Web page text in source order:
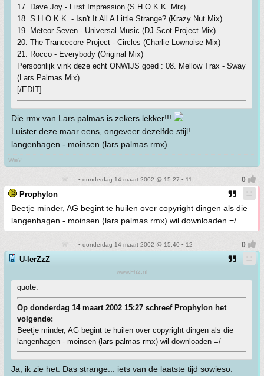
17. Dave Joy - First Impression (S.H.O.K.K. Mix)
18. S.H.O.K.K. - Isn't It All A Little Strange? (Krazy Nut Mix)
19. Meteor Seven - Universal Music (DJ Scot Project Mix)
20. The Trancecore Project - Circles (Charlie Lownoise Mix)
21. Rocco - Everybody (Original Mix)
Persoonlijk vink deze echt ONWIJS goed : 08. Mellow Trax - Sway
(Lars Palmas Mix).
[/EDIT]
Die rmx van Lars palmas is zekers lekker!!!
Luister deze maar eens, ongeveer dezelfde stijl!
langenhagen - moinsen (lars palmas rmx)
Wie?
• donderdag 14 maart 2002 @ 15:27 • 11
Prophylon
Beetje minder, AG begint te huilen over copyright dingen als die
langenhagen - moinsen (lars palmas rmx) wil downloaden =/
• donderdag 14 maart 2002 @ 15:40 • 12
U-lerZzZ
www.Fh2.nl
quote:
Op donderdag 14 maart 2002 15:27 schreef Prophylon het
volgende:
Beetje minder, AG begint te huilen over copyright dingen als die
langenhagen - moinsen (lars palmas rmx) wil downloaden =/
Ja, ik zie het. Das strange... iets van de laatste tijd sowieso.